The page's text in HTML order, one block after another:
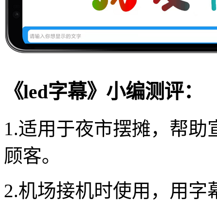
《led字幕》小编测评：
1.适用于夜市摆摊，帮
顾客。
2.机场接机时使用，用